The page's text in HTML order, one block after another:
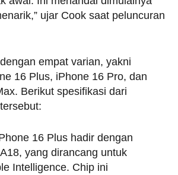
ujar Cook saat peluncuran
empat varian, yakni
16 Plus, iPhone 16 Pro, dan
Berikut spesifikasi dari
16 Plus hadir dengan
yang dirancang untuk
Intelligence. Chip ini